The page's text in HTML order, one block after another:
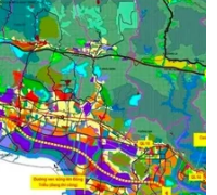
nghiệp phát hành
so với tháng Mười.
quyền của nhóm
lên.